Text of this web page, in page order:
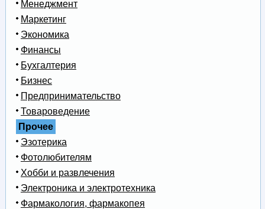
Менеджмент
Маркетинг
Экономика
Финансы
Бухгалтерия
Бизнес
Предпринимательство
Товароведение
Прочее
Эзотерика
Фотолюбителям
Хобби и развлечения
Электроника и электротехника
Фармакология, фармакопея